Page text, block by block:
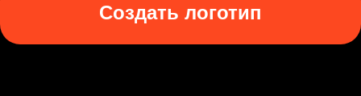
Создать логотип